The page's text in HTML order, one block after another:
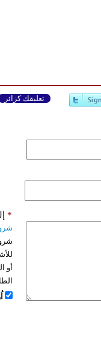
تعليقك كزائر
*
أو